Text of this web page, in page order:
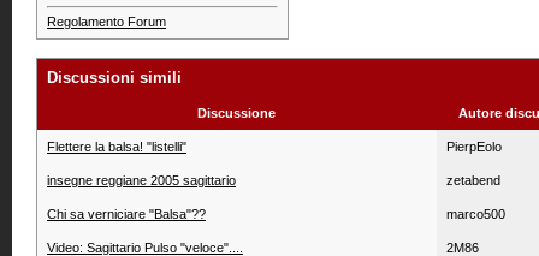
Regolamento Forum
Discussioni simili
Discussione Autore
Flettere la balsa! "listelli" PierpEolo
insegne reggiane 2005 sagittario zetabend
Chi sa verniciare "Balsa"?? marco500
Video: Sagittario Pulso "veloce".... 2M86